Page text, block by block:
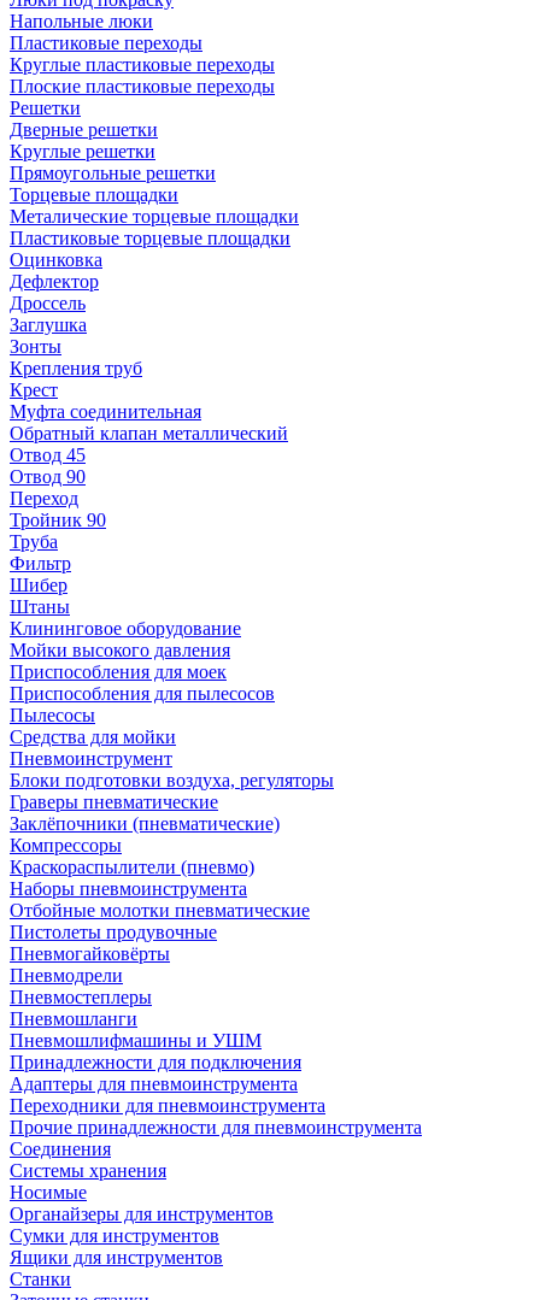
Напольные люки
Пластиковые переходы
Круглые пластиковые переходы
Плоские пластиковые переходы
Решетки
Дверные решетки
Круглые решетки
Прямоугольные решетки
Торцевые площадки
Металические торцевые площадки
Пластиковые торцевые площадки
Оцинковка
Дефлектор
Дроссель
Заглушка
Зонты
Крепления труб
Крест
Муфта соединительная
Обратный клапан металлический
Отвод 45
Отвод 90
Переход
Тройник 90
Труба
Фильтр
Шибер
Штаны
Клининговое оборудование
Мойки высокого давления
Приспособления для моек
Приспособления для пылесосов
Пылесосы
Средства для мойки
Пневмоинструмент
Блоки подготовки воздуха, регуляторы
Граверы пневматические
Заклёпочники (пневматические)
Компрессоры
Краскораспылители (пневмо)
Наборы пневмоинструмента
Отбойные молотки пневматические
Пистолеты продувочные
Пневмогайковёрты
Пневмодрели
Пневмостеплеры
Пневмошланги
Пневмошлифмашины и УШМ
Принадлежности для подключения
Адаптеры для пневмоинструмента
Переходники для пневмоинструмента
Прочие принадлежности для пневмоинструмента
Соединения
Системы хранения
Носимые
Органайзеры для инструментов
Сумки для инструментов
Ящики для инструментов
Станки